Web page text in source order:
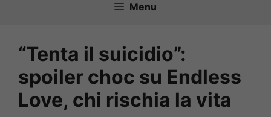
Menu
“Tenta il suicidio”:
spoiler choc su Endless
Love, chi rischia la vita